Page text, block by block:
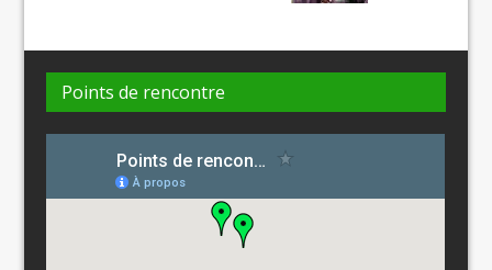
Points de rencontre